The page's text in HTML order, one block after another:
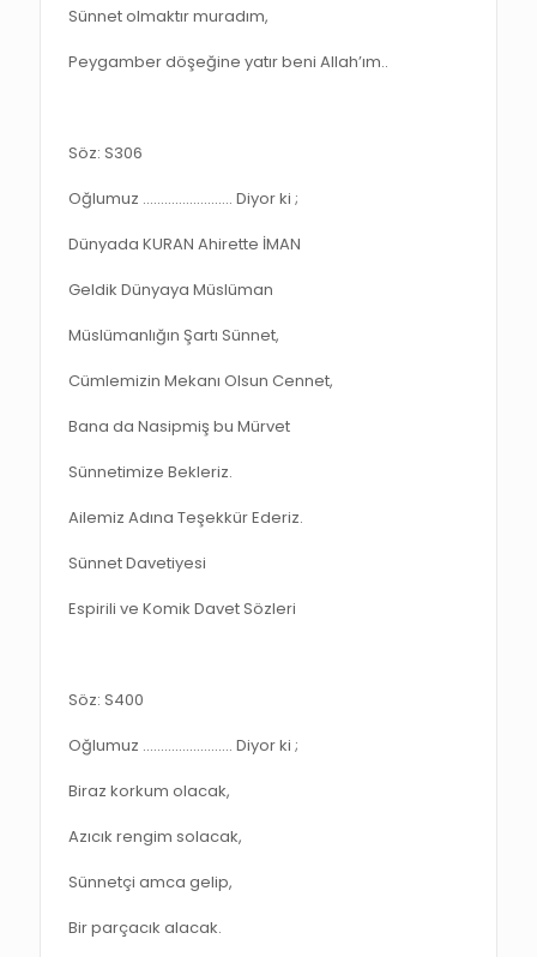
Sünnet olmaktır muradım,
Peygamber döşeğine yatır beni Allah’ım..
Söz: S306
Oğlumuz ……………………. Diyor ki ;
Dünyada KURAN Ahirette İMAN
Geldik Dünyaya Müslüman
Müslümanlığın Şartı Sünnet,
Cümlemizin Mekanı Olsun Cennet,
Bana da Nasipmiş bu Mürvet
Sünnetimize Bekleriz.
Ailemiz Adına Teşekkür Ederiz.
Sünnet Davetiyesi
Espirili ve Komik Davet Sözleri
Söz: S400
Oğlumuz ……………………. Diyor ki ;
Biraz korkum olacak,
Azıcık rengim solacak,
Sünnetçi amca gelip,
Bir parçacık alacak.